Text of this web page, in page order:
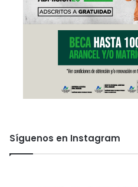
Síguenos en Instagram